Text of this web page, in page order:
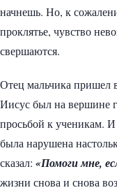
начнешь. Но, к
проклятье, чувство
свершаются.
Отец мальчика пришел
Иисус был на вершине
просьбой к ученикам. И
была нарушена
сказал: «Помоги мне,
жизни снова и снова